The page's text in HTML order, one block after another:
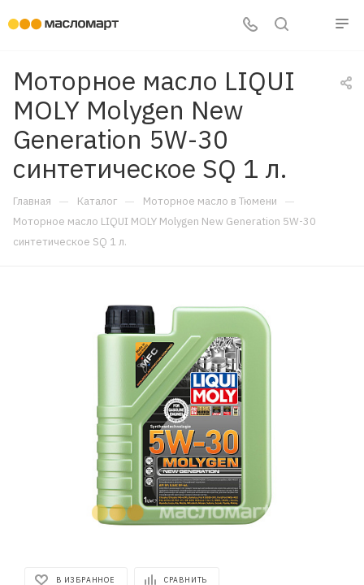
Моторное масло LIQUI
MOLY Molygen New
Generation 5W-30
синтетическое SQ 1 л.
Главная — Каталог — Моторное масло в Тюмени —
Моторное масло LIQUI MOLY Molygen New Generation 5W-30
синтетическое SQ 1 л.
В ИЗБРАННОЕ СРАВНИТЬ